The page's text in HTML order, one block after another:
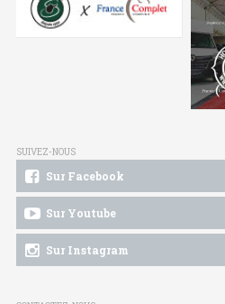
SUIVEZ-NOUS
Sur Facebook
Sur Youtube
Sur Instagram